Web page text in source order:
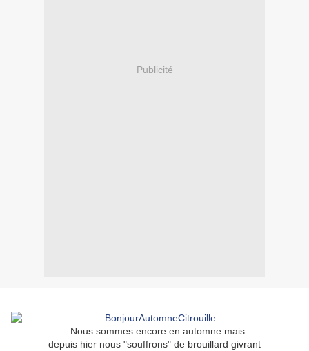
Publicité
Nous sommes encore en automne mais
depuis hier nous "souffrons" de brouillard givrant